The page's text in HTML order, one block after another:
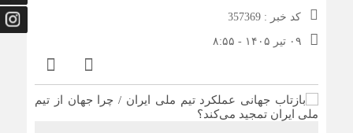
کد خبر : 357369
۰۹ تیر ۱۴۰۵ - ۸:۵۵